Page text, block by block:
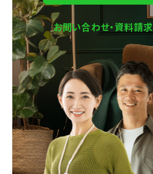
お問い合わせ・資料請求